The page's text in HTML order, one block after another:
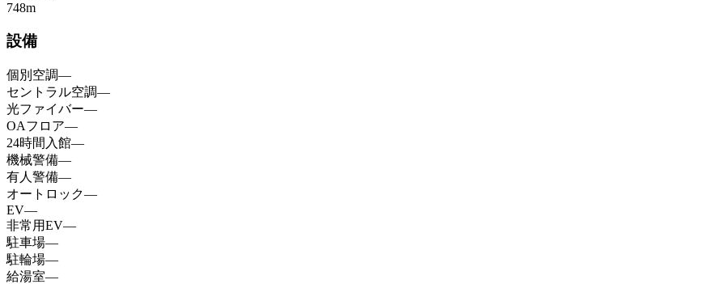
748m
設備
個別空調—
セントラル空調—
光ファイバー—
OAフロア—
24時間入館—
機械警備—
有人警備—
オートロック—
EV—
非常用EV—
駐車場—
駐輪場—
給湯室—